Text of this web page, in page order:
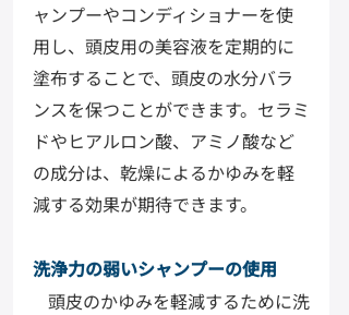
ャンプーやコンディショナーを使
用し、頭皮用の美容液を定期的に
塗布することで、頭皮の水分バラ
ンスを保つことができます。セラミ
ドやヒアルロン酸、アミノ酸など
の成分は、乾燥によるかゆみを軽
減する効果が期待できます。
洗浄力の弱いシャンプーの使用
頭皮のかゆみを軽減するために洗